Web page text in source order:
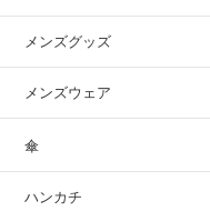
メンズグッズ
メンズウェア
傘
ハンカチ